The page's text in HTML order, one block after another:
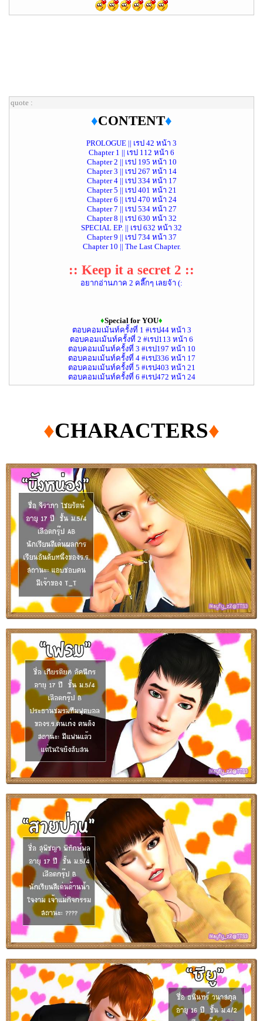
quote :
♦CONTENT♦
PROLOGUE || เรป 42 หน้า 3
Chapter 1 || เรป 112 หน้า 6
Chapter 2 || เรป 195 หน้า 10
Chapter 3 || เรป 267 หน้า 14
Chapter 4 || เรป 334 หน้า 17
Chapter 5 || เรป 401 หน้า 21
Chapter 6 || เรป 470 หน้า 24
Chapter 7 || เรป 534 หน้า 27
Chapter 8 || เรป 630 หน้า 32
SPECIAL EP. || เรป 632 หน้า 32
Chapter 9 || เรป 734 หน้า 37
Chapter 10 || The Last Chapter.
:: Keep it a secret 2 ::
อยากอ่านภาค 2 คลื๊กๆ เลยจ้า (:
♦Special for YOU♦
ตอบคอมเม้นท์ครั้งที่ 1 #เรป44 หน้า 3
ตอบคอมเม้นท์ครั้งที่ 2 #เรป113 หน้า 6
ตอบคอมเม้นท์ครั้งที่ 3 #เรป197 หน้า 10
ตอบคอมเม้นท์ครั้งที่ 4 #เรป336 หน้า 17
ตอบคอมเม้นท์ครั้งที่ 5 #เรป403 หน้า 21
ตอบคอมเม้นท์ครั้งที่ 6 #เรป472 หน้า 24
♦CHARACTERS♦